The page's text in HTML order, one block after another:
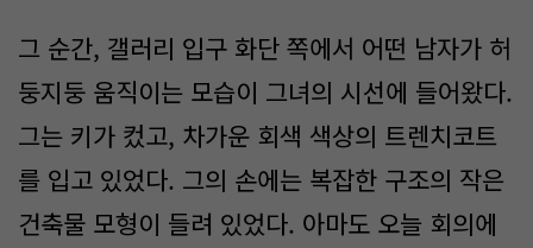
그 순간, 갤러리 입구 화단 쪽에서 어떤 남자가 허
둥지둥 움직이는 모습이 그녀의 시선에 들어왔다.
그는 키가 컸고, 차가운 회색 색상의 트렌치코트
를 입고 있었다. 그의 손에는 복잡한 구조의 작은
건축물 모형이 들려 있었다. 아마도 오늘 회의에